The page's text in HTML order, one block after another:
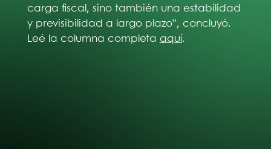
carga fiscal, sino también una estabilidad
y previsibilidad a largo plazo”, concluyó.
Leé la columna completa aquí.